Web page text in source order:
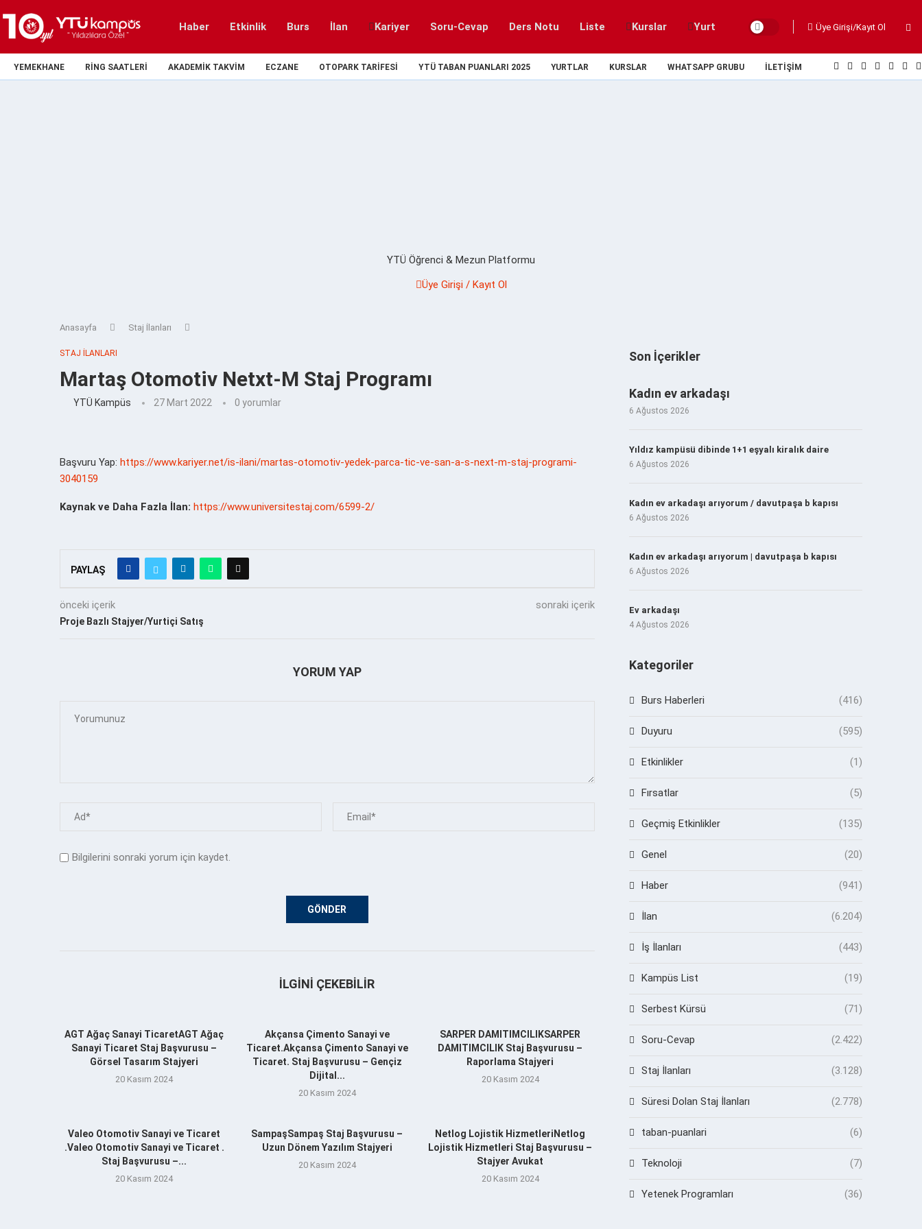
Haber Etkinlik Burs İlan Kariyer Soru-Cevap Ders Notu Liste Kurslar Yurt Üye Girişi/Kayıt Ol
YEMEKHANE RING SAATLERI AKADEMIK TAKVIM ECZANE OTOPARK TARIFESI YTÜ TABAN PUANLARI 2025 YURTLAR KURSLAR WHATSAPP GRUBU İLETIŞIM
YTÜ Öğrenci & Mezun Platformu
Üye Girişi / Kayıt Ol
Anasayfa Staj İlanları
STAJ İLANLARI
Martaş Otomotiv Netxt-M Staj Programı
YTÜ Kampüs 27 Mart 2022 0 yorumlar
Başvuru Yap: https://www.kariyer.net/is-ilani/martas-otomotiv-yedek-parca-tic-ve-san-a-s-next-m-staj-programi-
3040159
Kaynak ve Daha Fazla İlan: https://www.universitestaj.com/6599-2/
PAYLAŞ
önceki içerik
Proje Bazlı Stajyer/Yurtiçi Satış
sonraki içerik
YORUM YAP
Bilgilerini sonraki yorum için kaydet.
İLGINI ÇEKEBILIR
AGT Ağaç Sanayi TicaretAGT Ağaç
Sanayi Ticaret Staj Başvurusu –
Görsel Tasarım Stajyeri
20 Kasım 2024
Akçansa Çimento Sanayi ve
Ticaret.Akçansa Çimento Sanayi ve
Ticaret. Staj Başvurusu – Gençiz
Dijital...
20 Kasım 2024
SARPER DAMITIMCILIKSARPER
DAMITIMCILIK Staj Başvurusu –
Raporlama Stajyeri
20 Kasım 2024
Valeo Otomotiv Sanayi ve Ticaret
.Valeo Otomotiv Sanayi ve Ticaret .
Staj Başvurusu –...
20 Kasım 2024
SampaşSampaş Staj Başvurusu –
Uzun Dönem Yazılım Stajyeri
20 Kasım 2024
Netlog Lojistik HizmetleriNetlog
Lojistik Hizmetleri Staj Başvurusu –
Stajyer Avukat
20 Kasım 2024
Son İçerikler
Kadın ev arkadaşı
6 Ağustos 2026
Yıldız kampüsü dibinde 1+1 eşyalı kiralık daire
6 Ağustos 2026
Kadın ev arkadaşı arıyorum / davutpaşa b kapısı
6 Ağustos 2026
Kadın ev arkadaşı arıyorum | davutpaşa b kapısı
6 Ağustos 2026
Ev arkadaşı
4 Ağustos 2026
Kategoriler
Burs Haberleri (416)
Duyuru (595)
Etkinlikler (1)
Fırsatlar (5)
Geçmiş Etkinlikler (135)
Genel (20)
Haber (941)
İlan (6.204)
İş İlanları (443)
Kampüs List (19)
Serbest Kürsü (71)
Soru-Cevap (2.422)
Staj İlanları (3.128)
Süresi Dolan Staj İlanları (2.778)
taban-puanlari (6)
Teknoloji (7)
Yetenek Programları (36)